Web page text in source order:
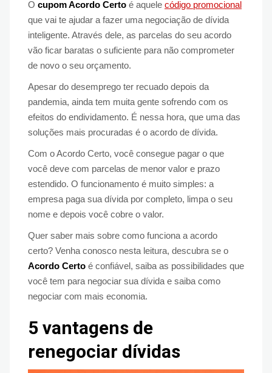
O cupom Acordo Certo é aquele código promocional
que vai te ajudar a fazer uma negociação de dívida
inteligente. Através dele, as parcelas do seu acordo
vão ficar baratas o suficiente para não comprometer
de novo o seu orçamento.
Apesar do desemprego ter recuado depois da
pandemia, ainda tem muita gente sofrendo com os
efeitos do endividamento. É nessa hora, que uma das
soluções mais procuradas é o acordo de dívida.
Com o Acordo Certo, você consegue pagar o que
você deve com parcelas de menor valor e prazo
estendido. O funcionamento é muito simples: a
empresa paga sua dívida por completo, limpa o seu
nome e depois você cobre o valor.
Quer saber mais sobre como funciona a acordo
certo? Venha conosco nesta leitura, descubra se o
Acordo Certo é confiável, saiba as possibilidades que
você tem para negociar sua dívida e saiba como
negociar com mais economia.
5 vantagens de
renegociar dívidas